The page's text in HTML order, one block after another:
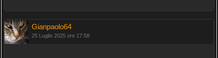
Gianpaolo64
25 Luglio 2025 ore 17:58